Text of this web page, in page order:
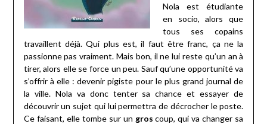
Nola est étudiante
en socio, alors que
tous ses copains
travaillent déjà. Qui plus est, il faut être franc, ça ne la
passionne pas vraiment. Mais bon, il ne lui reste qu’un an à
tirer, alors elle se force un peu. Sauf qu’une opportunité va
s’offrir à elle : devenir pigiste pour le plus grand journal de
la ville. Nola va donc tenter sa chance et essayer de
découvrir un sujet qui lui permettra de décrocher le poste.
Ce faisant, elle tombe sur un gros coup, qui va changer sa